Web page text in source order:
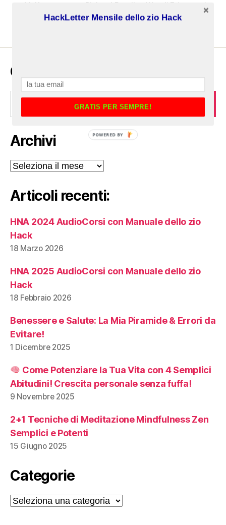
McKenna
Richard Bandler Wendi Friesen
zio
CERCA
Cerca:
Archivi
Archivi
Articoli recenti:
HNA 2024 AudioCorsi con Manuale dello zio
Hack
18 Marzo 2026
HNA 2025 AudioCorsi con Manuale dello zio
Hack
18 Febbraio 2026
Benessere e Salute: La Mia Piramide & Errori da
Evitare!
1 Dicembre 2025
Come Potenziare la Tua Vita con 4 Semplici
Abitudini! Crescita personale senza fuffa!
9 Novembre 2025
2+1 Tecniche di Meditazione Mindfulness Zen
Semplici e Potenti
15 Giugno 2025
Categorie
Categorie
HackLetter Mensile dello zio Hack
GRATIS PER SEMPRE!
POWERED BY